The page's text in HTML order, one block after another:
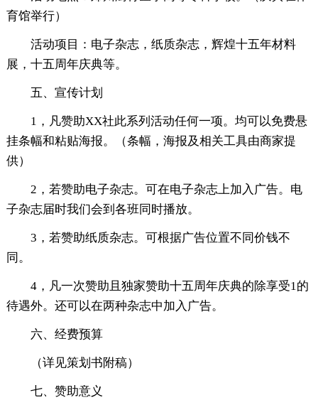
育馆举行）
活动项目：电子杂志，纸质杂志，辉煌十五年材料
展，十五周年庆典等。
五、宣传计划
1，凡赞助XX社此系列活动任何一项。均可以免费悬
挂条幅和粘贴海报。（条幅，海报及相关工具由商家提
供）
2，若赞助电子杂志。可在电子杂志上加入广告。电
子杂志届时我们会到各班同时播放。
3，若赞助纸质杂志。可根据广告位置不同价钱不
同。
4，凡一次赞助且独家赞助十五周年庆典的除享受1的
待遇外。还可以在两种杂志中加入广告。
六、经费预算
（详见策划书附稿）
七、赞助意义